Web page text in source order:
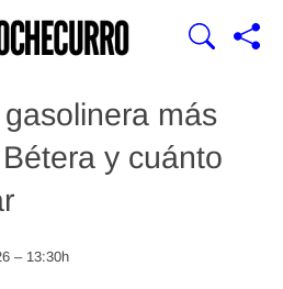
más
y cuánto
– 13:30h